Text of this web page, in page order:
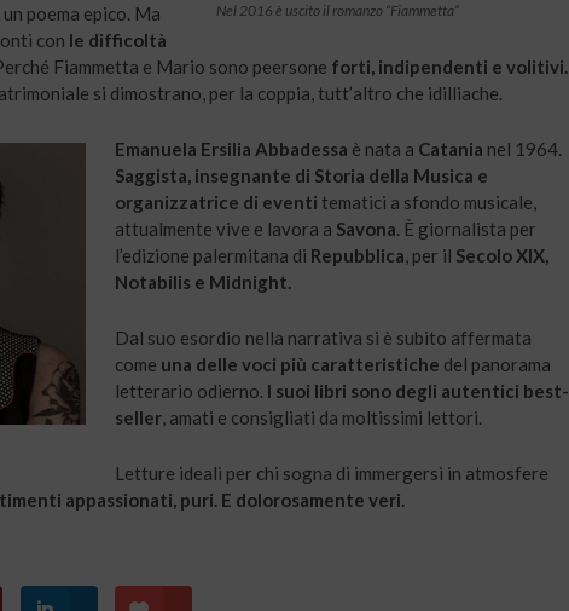
Nel 2016 è uscito il romanzo “Fiammetta”
poema epico. Ma
con le difficoltà
Fiammetta e Mario sono peersone forti, indipendenti e volitivi.
si dimostrano, per la coppia, tutt’altro che idilliache.
Emanuela Ersilia Abbadessa è nata a Catania nel 1964.
Saggista, insegnante di Storia della Musica e
organizzatrice di eventi tematici a sfondo musicale,
attualmente vive e lavora a Savona. È giornalista per
l’edizione palermitana di Repubblica, per il Secolo XIX,
Notabilis e Midnight.
Dal suo esordio nella narrativa si è subito affermata
come una delle voci più caratteristiche del panorama
letterario odierno. I suoi libri sono degli autentici best-
seller, amati e consigliati da moltissimi lettori.
Letture ideali per chi sogna di immergersi in atmosfere
appassionati, puri. E dolorosamente veri.